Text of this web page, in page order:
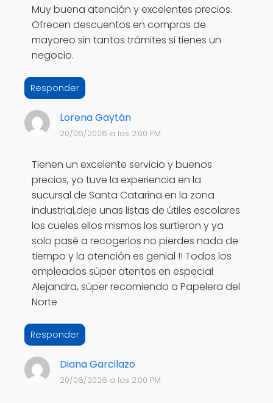
Muy buena atención y excelentes precios.
Ofrecen descuentos en compras de
mayoreo sin tantos trámites si tienes un
negocio.
Responder
Lorena Gaytán
20/06/2026 a las 2:00 PM
Tienen un excelente servicio y buenos
precios, yo tuve la experiencia en la
sucursal de Santa Catarina en la zona
industrial,deje unas listas de útiles escolares
los cueles ellos mismos los surtieron y ya
solo pasé a recogerlos no pierdes nada de
tiempo y la atención es genial !! Todos los
empleados súper atentos en especial
Alejandra, súper recomiendo a Papelera del
Norte
Responder
Diana Garcilazo
20/06/2026 a las 2:00 PM